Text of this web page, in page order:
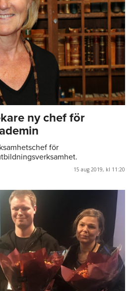
ny chef för
för
15 aug 2019, kl 11:20